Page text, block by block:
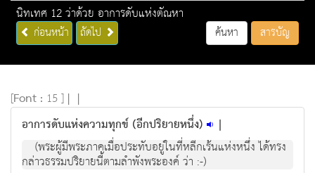
นิทเทศ 12 ว่าด้วย อาการดับแห่งตัณหา
ก่อนหน้า ถัดไป ค้นหา สารบัญ
[Font : 15 ] | |
อาการดับแห่งความทุกข์ (อีกปริยายหนึ่ง) |
(พระผู้มีพระภาคเมื่อประทับอยู่ในที่หลีกเร้นแห่งหนึ่ง ได้ทรง
กล่าวธรรมปริยายนี้ตามลำพังพระองค์ ว่า :-)